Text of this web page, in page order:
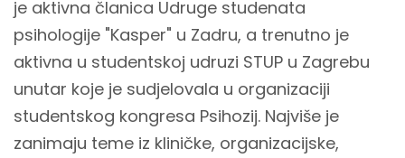
je aktivna članica Udruge studenata
psihologije "Kasper" u Zadru, a trenutno je
aktivna u studentskoj udruzi STUP u Zagrebu
unutar koje je sudjelovala u organizaciji
studentskog kongresa Psihozij. Najviše je
zanimaju teme iz kliničke, organizacijske,